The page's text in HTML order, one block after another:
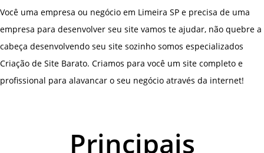
Você uma empresa ou negócio em Limeira SP e precisa de uma
empresa para desenvolver seu site vamos te ajudar, não quebre a
cabeça desenvolvendo seu site sozinho somos especializados
Criação de Site Barato. Criamos para você um site completo e
profissional para alavancar o seu negócio através da internet!
Principais